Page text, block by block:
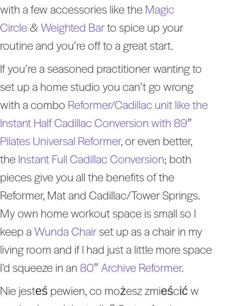
with a few accessories like theMagic
Circle&Weighted Barto spice up your
routine and you’re off to a great start.
If you’re a seasoned practitioner wanting to
set up a home studio you can’t go wrong
with a combo Reformer/Cadillac unit like the
Instant Half Cadillac Conversion with 89″
Pilates Universal Reformer, or even better,
theInstant Full Cadillac Conversion; both
pieces give you all the benefits of the
Reformer, Mat and Cadillac/Tower Springs.
My own home workout space is small so I
keep aWunda Chairset up as a chair in my
living room and if I had just a little more space
I’d squeeze in an80″ Archive Reformer.
Nie jesteś pewien, co możesz zmieścić w